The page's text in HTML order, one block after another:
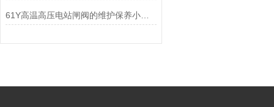
61Y高温高压电站闸阀的维护保养小建议分享